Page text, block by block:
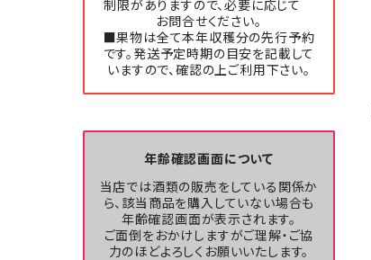
制限がありますので、必要に応じて
お問合せください。
■果物は全て本年収穫分の先行予約
です。発送予定時期の目安を記載して
いますので、確認の上ご利用下さい。
年齢確認画面について
当店では酒類の販売をしている関係か
ら、該当商品を購入していない場合も
年齢確認画面が表示されます。
ご面倒をおかけしますがご理解・ご協
力のほどよろしくお願いいたします。